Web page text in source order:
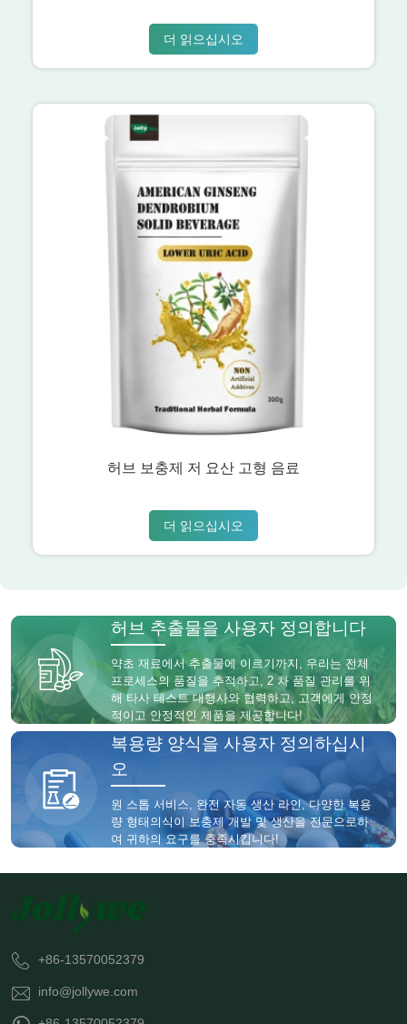
더 읽으십시오
허브 보충제 저 요산 고형 음료
더 읽으십시오
허브 추출물을 사용자 정의합니다
약초 재료에서 추출물에 이르기까지, 우리는 전체
프로세스의 품질을 추적하고, 2 차 품질 관리를 위
해 타사 테스트 대행사와 협력하고, 고객에게 안정
적이고 안정적인 제품을 제공합니다!
복용량 양식을 사용자 정의하십시
오
원 스톱 서비스, 완전 자동 생산 라인, 다양한 복용
량 형태의식이 보충제 개발 및 생산을 전문으로하
여 귀하의 요구를 충족시킵니다!
+86-13570052379
info@jollywe.com